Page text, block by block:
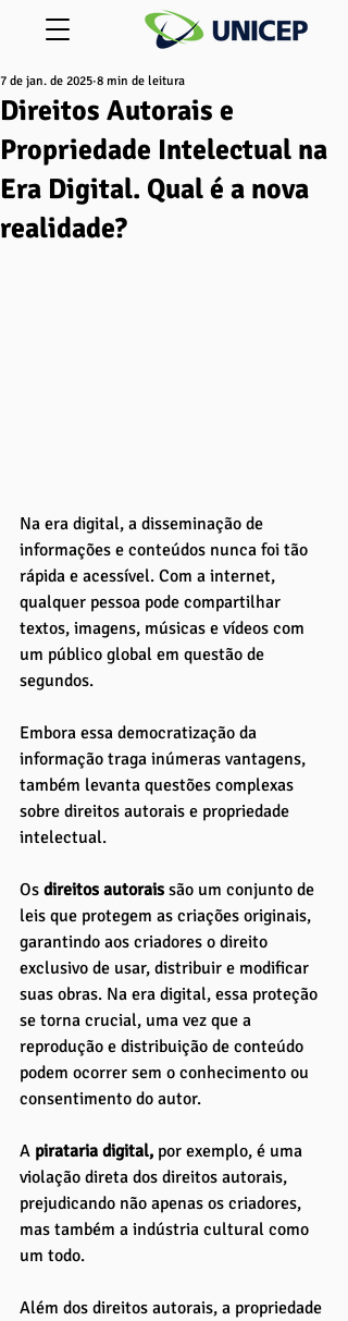
Direitos Autorais e
Propriedade Intelectual na
Era Digital. Qual é a nova
realidade?
7 de jan. de 2025 8 min de leitura
Na era digital, a disseminação de
informações e conteúdos nunca foi tão
rápida e acessível. Com a internet,
qualquer pessoa pode compartilhar
textos, imagens, músicas e vídeos com
um público global em questão de
segundos.
Embora essa democratização da
informação traga inúmeras vantagens,
também levanta questões complexas
sobre direitos autorais e propriedade
intelectual.
Os direitos autorais são um conjunto de
leis que protegem as criações originais,
garantindo aos criadores o direito
exclusivo de usar, distribuir e modificar
suas obras. Na era digital, essa proteção
se torna crucial, uma vez que a
reprodução e distribuição de conteúdo
podem ocorrer sem o conhecimento ou
consentimento do autor.
A pirataria digital, por exemplo, é uma
violação direta dos direitos autorais,
prejudicando não apenas os criadores,
mas também a indústria cultural como
um todo.
Além dos direitos autorais, a propriedade